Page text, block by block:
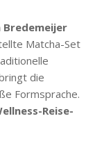
Bredemeijer
Matcha-Set
die
Formsprache.
Reise-